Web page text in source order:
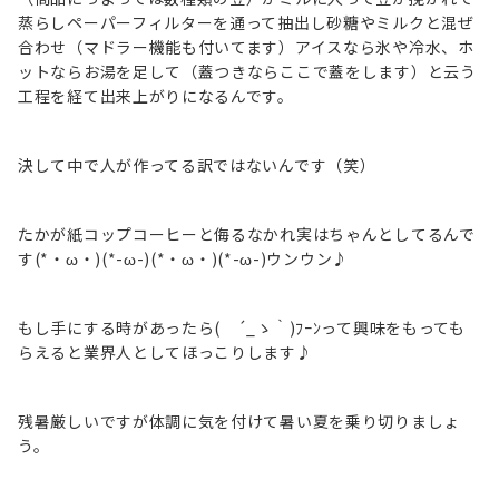
蒸らしペーパーフィルターを通って抽出し砂糖やミルクと混ぜ
合わせ（マドラー機能も付いてます）アイスなら氷や冷水、ホ
ットならお湯を足して（蓋つきならここで蓋をします）と云う
工程を経て出来上がりになるんです。
決して中で人が作ってる訳ではないんです（笑）
たかが紙コップコーヒーと侮るなかれ実はちゃんとしてるんで
す(*・ω・)(*-ω-)(*・ω・)(*-ω-)ウンウン♪
もし手にする時があったら( ´_ゝ｀)ﾌｰﾝって興味をもっても
らえると業界人としてほっこりします♪
残暑厳しいですが体調に気を付けて暑い夏を乗り切りましょ
う。